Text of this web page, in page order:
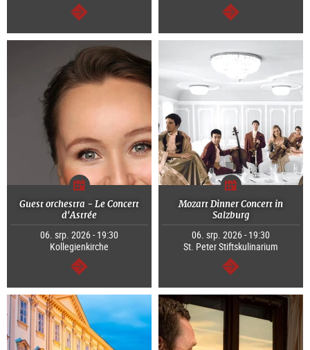
continue continue
Guest orchestra - Le Concert
d'Astrée
06. srp. 2026 - 19:30
Kollegienkirche
continue
Mozart Dinner Concert in
Salzburg
06. srp. 2026 - 19:30
St. Peter Stiftskulinarium
continue